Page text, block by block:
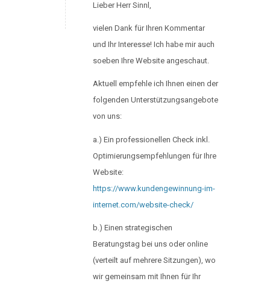
Lieber Herr Sinnl,
vielen Dank für Ihren Kommentar
und Ihr Interesse! Ich habe mir auch
soeben Ihre Website angeschaut.
Aktuell empfehle ich Ihnen einen der
folgenden Unterstützungsangebote
von uns:
a.) Ein professionellen Check inkl.
Optimierungsempfehlungen für Ihre
Website:
https://www.kundengewinnung-im-
internet.com/website-check/
b.) Einen strategischen
Beratungstag bei uns oder online
(verteilt auf mehrere Sitzungen), wo
wir gemeinsam mit Ihnen für Ihr